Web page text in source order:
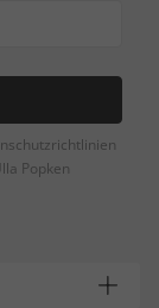
Popken